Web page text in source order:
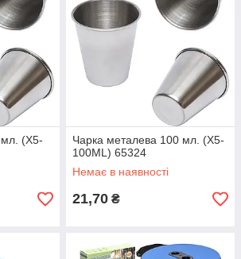
(X5-
Чарка металева 100 мл. (X5-
100ML) 65324
Немає в наявності
21,70 ₴